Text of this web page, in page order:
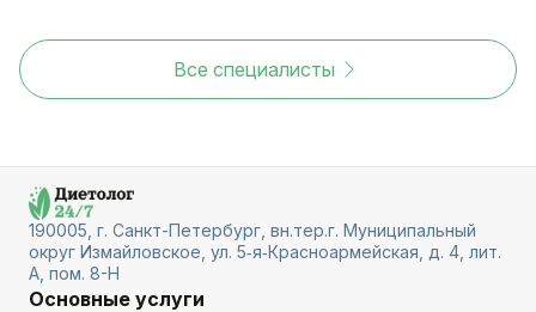
Все специалисты
190005, г. Санкт-Петербург, вн.тер.г. Муниципальный
округ Измайловское, ул. 5‑я‑Красноармейская, д. 4, лит.
А, пом. 8-Н
Основные услуги